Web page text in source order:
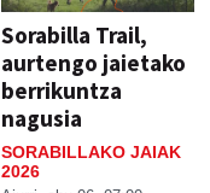
Sorabilla Trail,
aurtengo jaietako
berrikuntza
nagusia
SORABILLAKO JAIAK
2026